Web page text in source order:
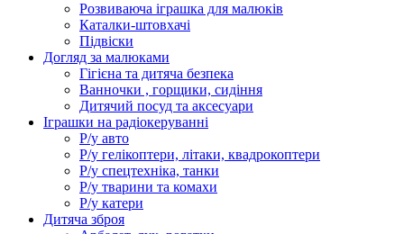
Розвиваюча іграшка для малюків
Каталки-штовхачі
Підвіски
Догляд за малюками
Гігієна та дитяча безпека
Ванночки , горщики, сидіння
Дитячий посуд та аксесуари
Іграшки на радіокеруванні
Р/у авто
Р/у гелікоптери, літаки, квадрокоптери
Р/у спецтехніка, танки
Р/у тварини та комахи
Р/у катери
Дитяча зброя